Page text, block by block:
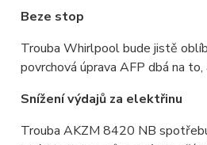
Beze stop
Trouba Whirlpool bude jistě
povrchová úprava AFP dbá na
Snížení výdajů za elektřinu
Trouba AKZM 8420 NB